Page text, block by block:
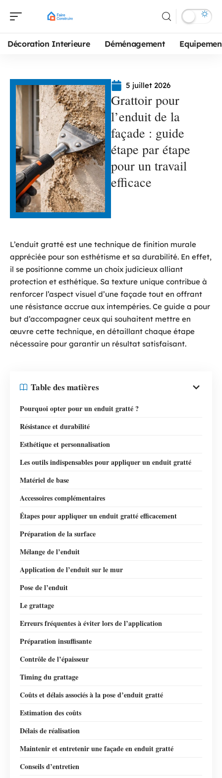
Décoration Interieure Déménagement
5 juillet 2026
Grattoir pour
l’enduit de la
façade : guide
étape par étape
pour un travail
efficace
L’enduit gratté est une technique de finition murale
appréciée pour son esthétisme et sa durabilité. En effet,
il se positionne comme un choix judicieux alliant
protection et esthétique. Sa texture unique contribue à
renforcer l’aspect visuel d’une façade tout en offrant
une résistance accrue aux intempéries. Ce guide a pour
but d’accompagner ceux qui souhaitent mettre en
œuvre cette technique, en détaillant chaque étape
nécessaire pour garantir un résultat satisfaisant.
Table des matières
Pourquoi opter pour un enduit gratté ?
Résistance et durabilité
Esthétique et personnalisation
Les outils indispensables pour appliquer un enduit gratté
Matériel de base
Accessoires complémentaires
Étapes pour appliquer un enduit gratté efficacement
Préparation de la surface
Mélange de l’enduit
Application de l’enduit sur le mur
Pose de l’enduit
Le grattage
Erreurs fréquentes à éviter lors de l’application
Préparation insuffisante
Contrôle de l’épaisseur
Timing du grattage
Coûts et délais associés à la pose d’enduit gratté
Estimation des coûts
Délais de réalisation
Maintenir et entretenir une façade en enduit gratté
Conseils d’entretien